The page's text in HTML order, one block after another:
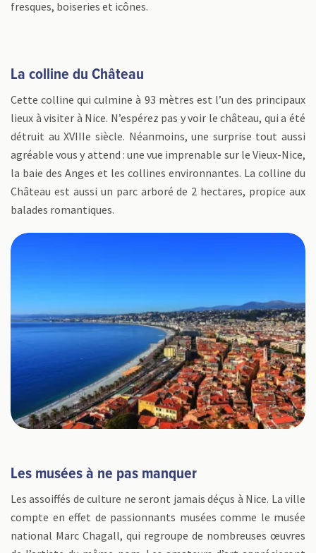
fresques, boiseries et icônes.
La colline du Château
Cette colline qui culmine à 93 mètres est l’un des principaux
lieux à visiter à Nice. N’espérez pas y voir le château, qui a été
détruit au XVIIIe siècle. Néanmoins, une surprise tout aussi
agréable vous y attend : une vue imprenable sur le Vieux-Nice,
la baie des Anges et les collines environnantes. La colline du
Château est aussi un parc arboré de 2 hectares, propice aux
balades romantiques.
Les musées à ne pas manquer
Les assoiffés de culture ne seront jamais déçus à Nice. La ville
compte en effet de passionnants musées comme le musée
national Marc Chagall, qui regroupe de nombreuses œuvres